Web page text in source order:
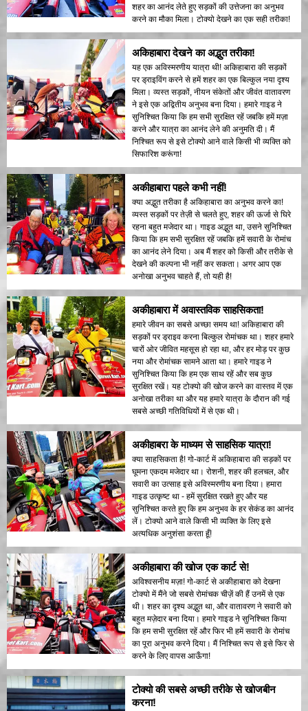
शहर का आनंद लेते हुए सड़कों की उत्तेजना का अनुभव
करने का मौका मिला। टोक्यो देखने का एक सही तरीका!
अकिहाबारा देखने का अद्भुत तरीका!
यह एक अविस्मरणीय यात्रा थी! अकिहाबारा की सड़कों
पर ड्राइविंग करने से हमें शहर का एक बिल्कुल नया दृश्य
मिला। व्यस्त सड़कों, नीयन संकेतों और जीवंत वातावरण
ने इसे एक अद्वितीय अनुभव बना दिया। हमारे गाइड ने
सुनिश्चित किया कि हम सभी सुरक्षित रहें जबकि हमें मज़ा
करने और यात्रा का आनंद लेने की अनुमति दी। मैं
निश्चित रूप से इसे टोक्यो आने वाले किसी भी व्यक्ति को
सिफारिश करूंगा!
अकीहाबारा पहले कभी नहीं!
क्या अद्भुत तरीका है अकिहाबारा का अनुभव करने का!
व्यस्त सड़कों पर तेज़ी से चलते हुए, शहर की ऊर्जा से घिरे
रहना बहुत मजेदार था। गाइड अद्भुत था, उसने सुनिश्चित
किया कि हम सभी सुरक्षित रहें जबकि हमें सवारी के रोमांच
का आनंद लेने दिया। अब मैं शहर को किसी और तरीके से
देखने की कल्पना भी नहीं कर सकता। अगर आप एक
अनोखा अनुभव चाहते हैं, तो यही है!
अकीहाबारा में अवास्तविक साहसिकता!
हमारे जीवन का सबसे अच्छा समय था! अकिहाबारा की
सड़कों पर ड्राइव करना बिल्कुल रोमांचक था। शहर हमारे
चारों ओर जीवित महसूस हो रहा था, और हर मोड़ पर कुछ
नया और रोमांचक सामने आता था। हमारे गाइड ने
सुनिश्चित किया कि हम एक साथ रहें और सब कुछ
सुरक्षित रखें। यह टोक्यो की खोज करने का वास्तव में एक
अनोखा तरीका था और यह हमारे यात्रा के दौरान की गई
सबसे अच्छी गतिविधियों में से एक थी।
अकीहाबरा के माध्यम से साहसिक यात्रा!
क्या साहसिकता है! गो-कार्ट में अकिहाबारा की सड़कों पर
घूमना एकदम मजेदार था। रोशनी, शहर की हलचल, और
सवारी का उत्साह इसे अविस्मरणीय बना दिया। हमारा
गाइड उत्कृष्ट था - हमें सुरक्षित रखते हुए और यह
सुनिश्चित करते हुए कि हम अनुभव के हर सेकंड का आनंद
लें। टोक्यो आने वाले किसी भी व्यक्ति के लिए इसे
अत्यधिक अनुशंसा करता हूँ!
अकीहाबारा की खोज एक कार्ट से!
अविश्वसनीय मज़ा! गो-कार्ट से अकीहाबारा को देखना
टोक्यो में मैंने जो सबसे रोमांचक चीज़ें की हैं उनमें से एक
थी। शहर का दृश्य अद्भुत था, और वातावरण ने सवारी को
बहुत मज़ेदार बना दिया। हमारे गाइड ने सुनिश्चित किया
कि हम सभी सुरक्षित रहें और फिर भी हमें सवारी के रोमांच
का पूरा अनुभव करने दिया। मैं निश्चित रूप से इसे फिर से
करने के लिए वापस आऊँगा!
टोक्यो की सबसे अच्छी तरीके से खोजबीन
करना!